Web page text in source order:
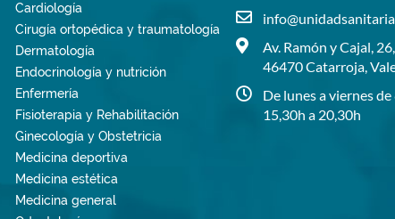
Cardiología
Cirugía ortopédica y traumatología
Dermatología
Endocrinología y nutrición
Enfermería
Fisioterapia y Rehabilitación
Ginecología y Obstetricia
Medicina deportiva
Medicina estética
Medicina general
Av. Ramón y Cajal,
46470 Catarroja,
De lunes a viernes
15,30h a 20,30h